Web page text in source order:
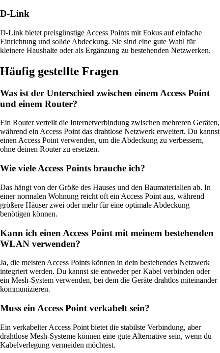
D-Link
D-Link bietet preisgünstige Access Points mit Fokus auf einfache
Einrichtung und solide Abdeckung. Sie sind eine gute Wahl für
kleinere Haushalte oder als Ergänzung zu bestehenden Netzwerken.
Häufig gestellte Fragen
Was ist der Unterschied zwischen einem Access Point
und einem Router?
Ein Router verteilt die Internetverbindung zwischen mehreren Geräten,
während ein Access Point das drahtlose Netzwerk erweitert. Du kannst
einen Access Point verwenden, um die Abdeckung zu verbessern,
ohne deinen Router zu ersetzen.
Wie viele Access Points brauche ich?
Das hängt von der Größe des Hauses und den Baumaterialien ab. In
einer normalen Wohnung reicht oft ein Access Point aus, während
größere Häuser zwei oder mehr für eine optimale Abdeckung
benötigen können.
Kann ich einen Access Point mit meinem bestehenden
WLAN verwenden?
Ja, die meisten Access Points können in dein bestehendes Netzwerk
integriert werden. Du kannst sie entweder per Kabel verbinden oder
ein Mesh-System verwenden, bei dem die Geräte drahtlos miteinander
kommunizieren.
Muss ein Access Point verkabelt sein?
Ein verkabelter Access Point bietet die stabilste Verbindung, aber
drahtlose Mesh-Systeme können eine gute Alternative sein, wenn du
Kabelverlegung vermeiden möchtest.